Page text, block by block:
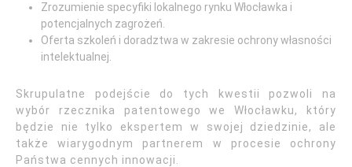
Zrozumienie specyfiki lokalnego rynku Włocławka i
potencjalnych zagrożeń.
Oferta szkoleń i doradztwa w zakresie ochrony własności
intelektualnej.
Skrupulatne podejście do tych kwestii pozwoli na
wybór rzecznika patentowego we Włocławku, który
będzie nie tylko ekspertem w swojej dziedzinie, ale
także wiarygodnym partnerem w procesie ochrony
Państwa cennych innowacji.